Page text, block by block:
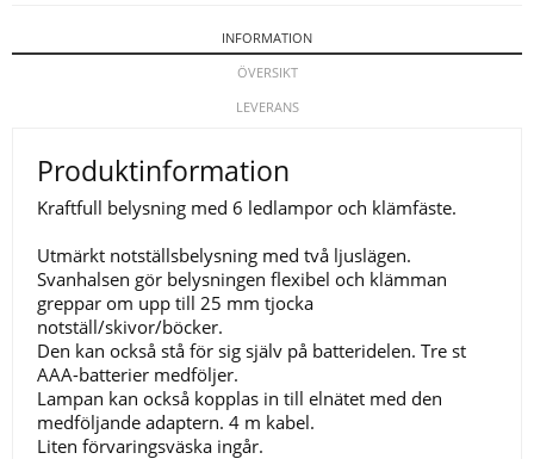
INFORMATION
ÖVERSIKT
LEVERANS
Produktinformation
Kraftfull belysning med 6 ledlampor och klämfäste.
Utmärkt notställsbelysning med två ljuslägen.
Svanhalsen gör belysningen flexibel och klämman
greppar om upp till 25 mm tjocka
notställ/skivor/böcker.
Den kan också stå för sig själv på batteridelen. Tre st
AAA-batterier medföljer.
Lampan kan också kopplas in till elnätet med den
medföljande adaptern. 4 m kabel.
Liten förvaringsväska ingår.